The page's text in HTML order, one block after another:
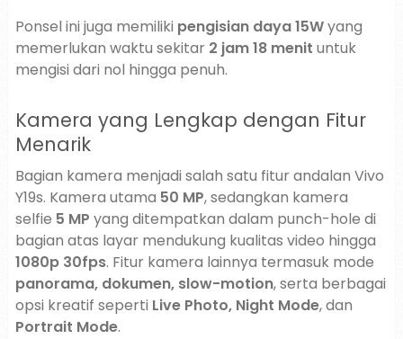
Ponsel ini juga memiliki pengisian daya 15Wyang
memerlukan waktu sekitar 2 jam 18 menit untuk
mengisi dari nol hingga penuh.
Kamera yang Lengkap dengan Fitur
Menarik
Bagian kamera menjadi salah satu fitur andalan Vivo
Y19s. Kamera utama 50 MP, sedangkan kamera
selfie 5 MP yang ditempatkan dalam punch-hole di
bagian atas layar mendukung kualitas video hingga
1080p 30fps. Fitur kamera lainnya termasuk mode
panorama, dokumen, slow-motion, serta berbagai
opsi kreatif seperti Live Photo, Night Mode, dan
Portrait Mode.